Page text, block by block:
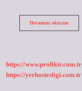
Devamını okuyunIki
https://www.profikir.com.tr
https://yerhostesligi.com.tr